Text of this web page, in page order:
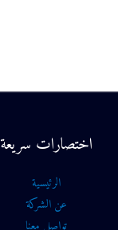
اختصارات سريعة
الرئيسية
عن الشركة